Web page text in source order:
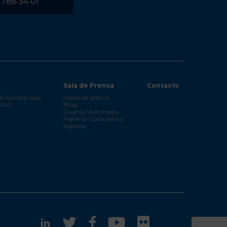
Sala de Prensa
Notas de prensa
Blog
Galería Multimedia
Material Corporativo
Agenda
Contacto